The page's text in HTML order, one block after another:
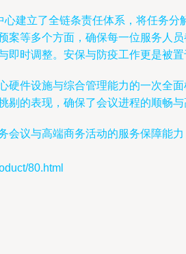
建立了全链条责任体系，将任务
案等多个方面，确保每一位服务人
时调整。安保与防疫工作更是被
硬件设施与综合管理能力的一次全
的表现，确保了会议进程的顺畅
议与高端商务活动的服务保障能
80.html